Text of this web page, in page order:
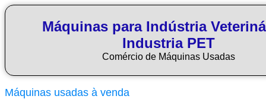
Máquinas para Indústria
Industria PET
Comércio de Máquinas Usadas
Máquinas usadas à venda